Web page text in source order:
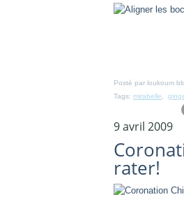
Posté par loukoum
Tags: mirabelle
9 avril 2009
rater!